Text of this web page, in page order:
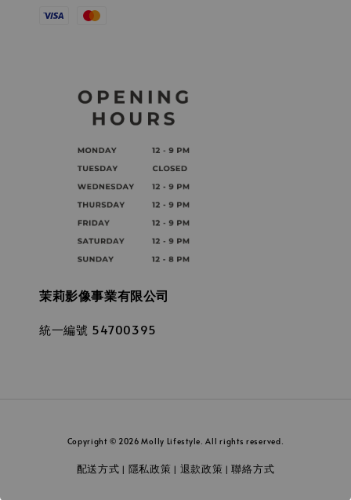
茉莉影像事業有限公司
統一編號 54700395
Copyright © 2026 Molly Lifestyle. All rights reserved.
配送方式 | 隱私政策 | 退款政策 |聯絡方式